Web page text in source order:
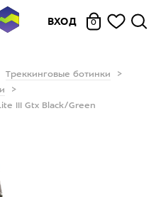
ВХОД 0
Треккинговые ботинки
III Gtx Black/Green